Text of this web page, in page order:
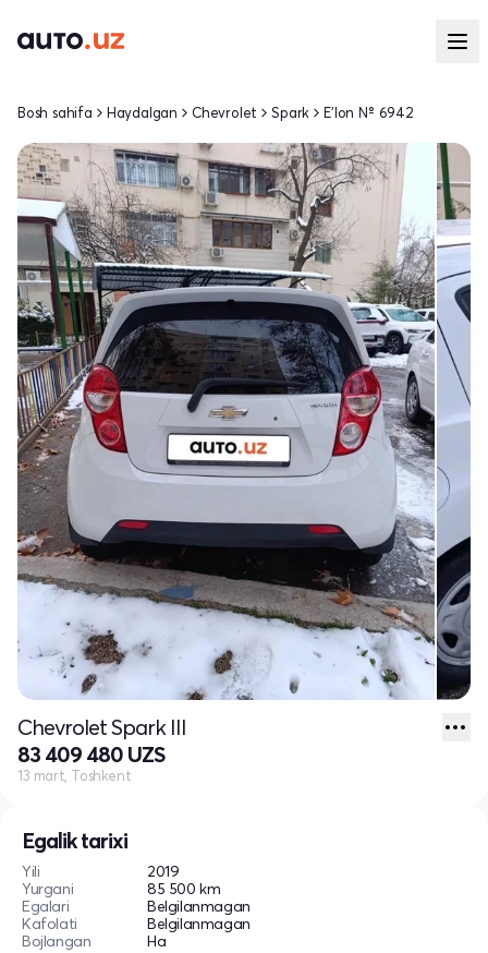
Egalik tarixi
Yili
2019
Yurgani
85 500 km
Egalari
Belgilanmagan
Kafolati
Belgilanmagan
Bojlangan
Ha
Bosh sahifa Haydalgan Chevrolet Spark E'lon № 6942
Chevrolet Spark III
83 409 480 UZS
13 mart, Toshkent